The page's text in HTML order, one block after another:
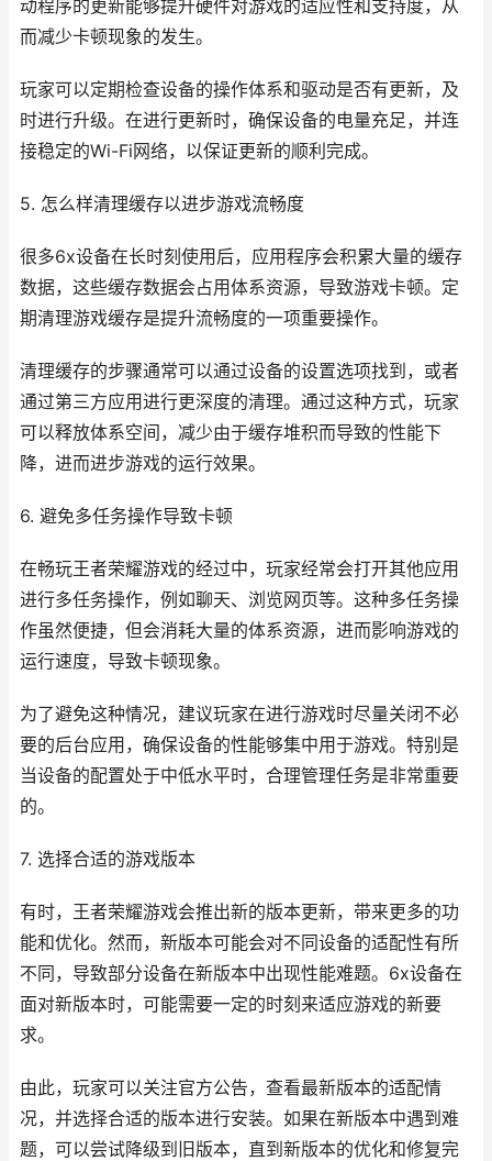
动程序的更新能够提升硬件对游戏的适应性和支持度，从
而减少卡顿现象的发生。
玩家可以定期检查设备的操作体系和驱动是否有更新，及
时进行升级。在进行更新时，确保设备的电量充足，并连
接稳定的Wi-Fi网络，以保证更新的顺利完成。
5. 怎么样清理缓存以进步游戏流畅度
很多6x设备在长时刻使用后，应用程序会积累大量的缓存
数据，这些缓存数据会占用体系资源，导致游戏卡顿。定
期清理游戏缓存是提升流畅度的一项重要操作。
清理缓存的步骤通常可以通过设备的设置选项找到，或者
通过第三方应用进行更深度的清理。通过这种方式，玩家
可以释放体系空间，减少由于缓存堆积而导致的性能下
降，进而进步游戏的运行效果。
6. 避免多任务操作导致卡顿
在畅玩王者荣耀游戏的经过中，玩家经常会打开其他应用
进行多任务操作，例如聊天、浏览网页等。这种多任务操
作虽然便捷，但会消耗大量的体系资源，进而影响游戏的
运行速度，导致卡顿现象。
为了避免这种情况，建议玩家在进行游戏时尽量关闭不必
要的后台应用，确保设备的性能够集中用于游戏。特别是
当设备的配置处于中低水平时，合理管理任务是非常重要
的。
7. 选择合适的游戏版本
有时，王者荣耀游戏会推出新的版本更新，带来更多的功
能和优化。然而，新版本可能会对不同设备的适配性有所
不同，导致部分设备在新版本中出现性能难题。6x设备在
面对新版本时，可能需要一定的时刻来适应游戏的新要
求。
由此，玩家可以关注官方公告，查看最新版本的适配情
况，并选择合适的版本进行安装。如果在新版本中遇到难
题，可以尝试降级到旧版本，直到新版本的优化和修复完